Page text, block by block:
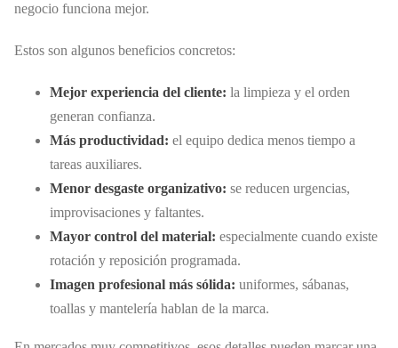
negocio funciona mejor.
Estos son algunos beneficios concretos:
Mejor experiencia del cliente: la limpieza y el orden
generan confianza.
Más productividad: el equipo dedica menos tiempo a
tareas auxiliares.
Menor desgaste organizativo: se reducen urgencias,
improvisaciones y faltantes.
Mayor control del material: especialmente cuando existe
rotación y reposición programada.
Imagen profesional más sólida: uniformes, sábanas,
toallas y mantelería hablan de la marca.